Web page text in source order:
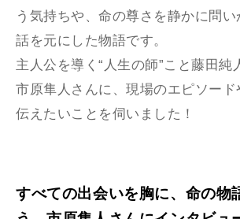
う気持ちや、命の尊さを静かに問
話を元にした物語です。
主人公を導く“人生の師”こと藤田純
市原隼人さんに、現場のエピソード
伝えたいことを伺いました！
すべての出会いを胸に、命の物